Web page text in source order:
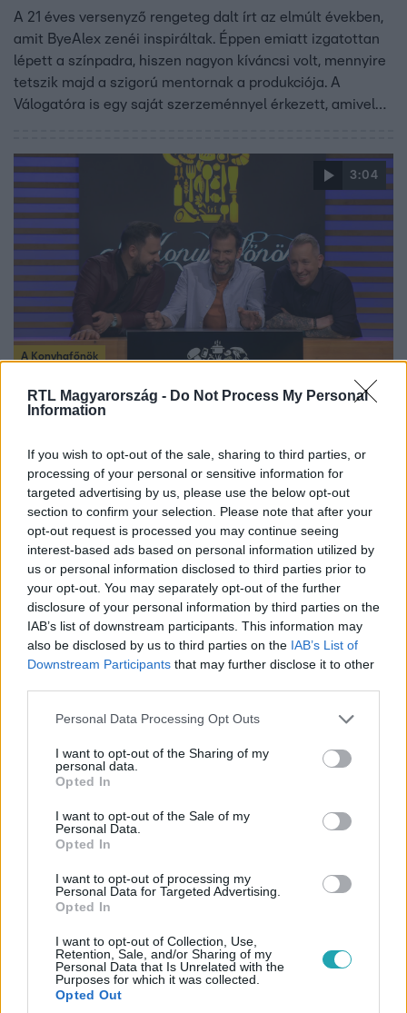
RTL Magyarország - Do Not Process My Personal
Information
If you wish to opt-out of the sale, sharing to third parties, or
processing of your personal or sensitive information for
targeted advertising by us, please use the below opt-out
section to confirm your selection. Please note that after your
opt-out request is processed you may continue seeing
interest-based ads based on personal information utilized by
us or personal information disclosed to third parties prior to
your opt-out. You may separately opt-out of the further
disclosure of your personal information by third parties on the
IAB’s list of downstream participants. This information may
also be disclosed by us to third parties on the IAB’s List of
Downstream Participants that may further disclose it to other
Please note that this website/app uses one or more Google
not limited to your visit or usage behaviour. You may click to
grant or deny consent to Google and its third-party tags to
use your data for below specified purposes in below Google
consent section.
Personal Data Processing Opt Outs
I want to opt-out of the Sharing of my
personal data.
Opted In
I want to opt-out of the Sale of my
Personal Data.
Opted In
I want to opt-out of processing my
Personal Data for Targeted Advertising.
Opted In
I want to opt-out of Collection, Use,
Retention, Sale, and/or Sharing of my
Personal Data that Is Unrelated with the
Purposes for which it was collected.
Opted Out
A 21 éves versenyző rengeteg dalt írt az elmúlt években,
amit ByeAlex zenéi inspiráltak. Éppen emiatt izgatottan
lépett a színpadra, hiszen nagyon kíváncsi volt, mennyire
tetszik majd a szigorú mentornak a produkciója. A
Válogatóra is egy saját szerzeménnyel érkezett, amivel
3:04
A Konyhafőnök
Zé és a séfek szakadtak a kővé dermedt Simonon
varázserő ütötte Patrik markát, amivel képes volt kővé
dermeszteni versenytársát. Bár Simon számára a kínzó
semmittevés nem volt kellemes, a zsűripultban nagyon jó
hangulat kerekedett a bűbáj láttán.
CinemaKlub
Varázslatos filmek érkeznek húsvétkor a Coolra
Különlegesnek születtek, ezért üldözik őket, pedig sokban
hasonlítanak az emberekre. Hotel Transylvania 2. - Ahol
még mindig szörnyen jó, Hotel Transylvania 3. - Szörnyen
rémes vakáció és Legendás állatok: Grindelwald bűntettei
húsvétkor a Coolon.